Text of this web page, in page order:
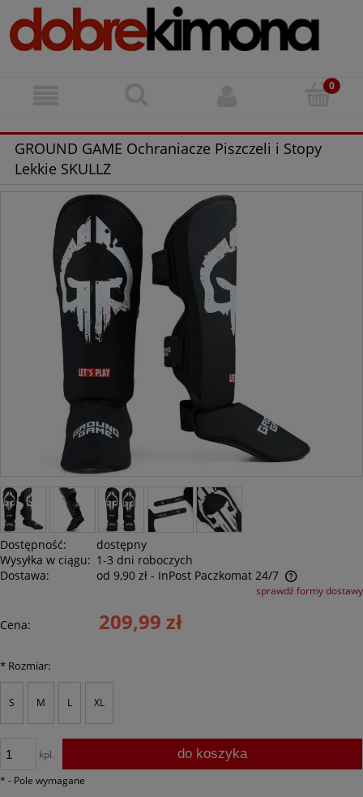
GROUND GAME Ochraniacze Piszczeli i Stopy
Lekkie SKULLZ
Dostępność:
dostępny
Wysyłka w ciągu: 1-3 dni roboczych
Dostawa:
od 9,90 zł - InPost Paczkomat 24/7
sprawdź formy dostawy
Cena: 209,99 zł
* Rozmiar:
S M L XL
kpl. do koszyka
* - Pole wymagane